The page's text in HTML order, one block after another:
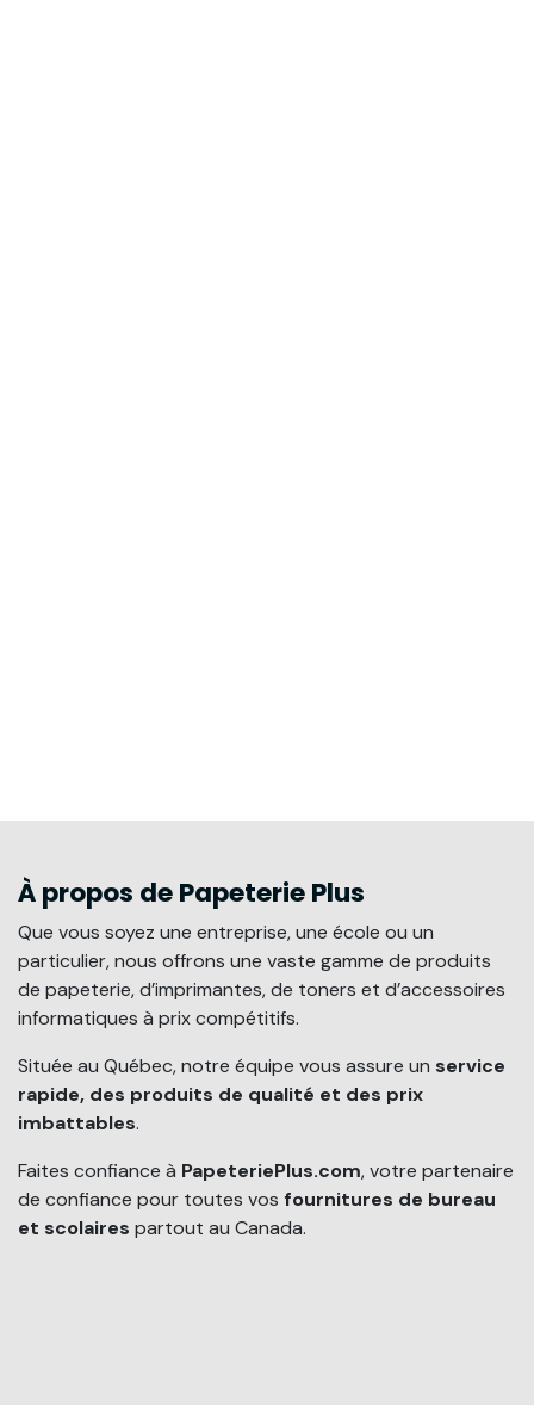
À propos de Papeterie Plus
Que vous soyez une entreprise, une école ou un
particulier, nous offrons une vaste gamme de produits
de papeterie, d’imprimantes, de toners et d’accessoires
informatiques à prix compétitifs.
Située au Québec, notre équipe vous assure un service
rapide, des produits de qualité et des prix
imbattables.
Faites confiance à PapeteriePlus.com, votre partenaire
de confiance pour toutes vos fournitures de bureau
et scolaires partout au Canada.